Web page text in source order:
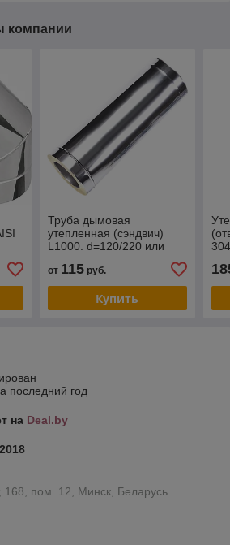
компании
Труба дымовая
утепленная (сэндвич)
L1000. d=120/220 или
от 115руб.
Купить
последний год
на Deal.by
168, пом. 12, Минск, Беларусь